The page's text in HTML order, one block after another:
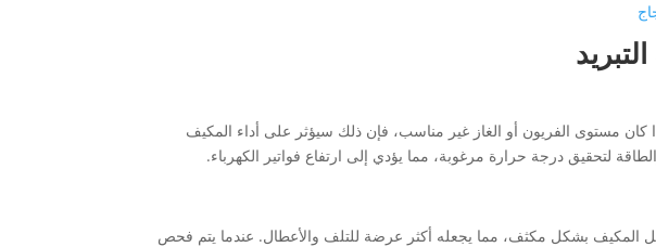
كان مستوى الفريون أو الغاز غير مناسب، فإن ذلك سيؤثر على أداء المكيف
لتحقيق درجة حرارة مرغوبة، مما يؤدي إلى ارتفاع فواتير الكهرباء.
المكيف بشكل مكثف، مما يجعله أكثر عرضة للتلف والأعطال. عندما يتم فحص